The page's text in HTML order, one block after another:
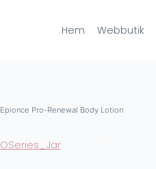
Hem Webbutik
Epionce Pro-Renewal Body Lotion